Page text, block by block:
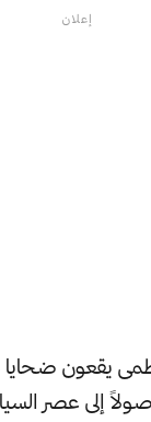
إعلان
يقعون
إلى عصر